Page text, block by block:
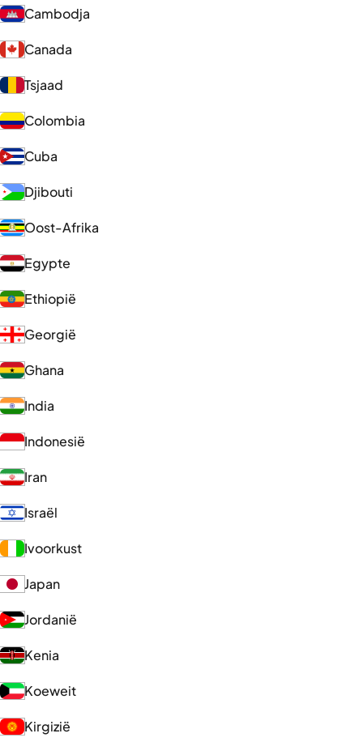
Cambodja
Canada
Tsjaad
Colombia
Cuba
Djibouti
Oost-Afrika
Egypte
Ethiopië
Georgië
Ghana
India
Indonesië
Iran
Israël
Ivoorkust
Japan
Jordanië
Kenia
Koeweit
Kirgizië